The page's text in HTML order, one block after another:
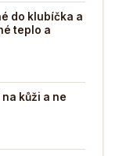
do klubíčka a
teplo a
kůži a ne